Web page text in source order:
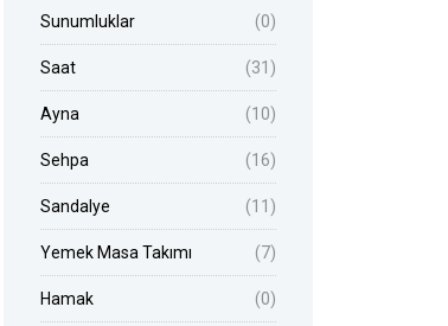
Sunumluklar (0)
Saat (31)
Ayna (10)
Sehpa (16)
Sandalye (11)
Yemek Masa Takımı (7)
Hamak (0)